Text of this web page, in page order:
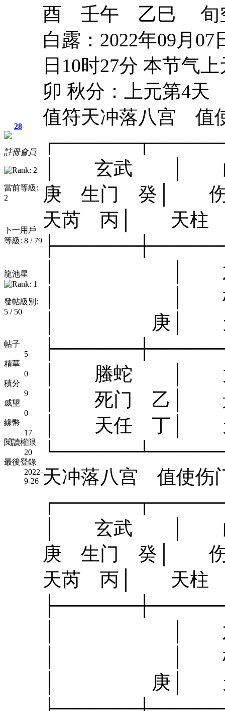
28
註冊會員
當前等級:
2
下一用戶
等級: 8 / 79
龍池星
發帖級別:
5 / 50
帖子
5
精華
0
積分
9
威望
0
緣幣
17
閱讀權限
20
最後登錄
2022-
9-26
酉 壬午 乙巳 旬
白露：2022年09月07
日10时27分 本节气
卯 秋分：上元第4
值符天冲落八宫 值
│ 玄武 │
庚 生门 癸│
天芮 丙│ 天柱
│ │ 六合
│ │ 杜门
│ 庚│ 天
│ 螣蛇 │
│ 死门 乙│
│ 天任 丁│
天冲落八宫 值使伤
│ 玄武 │
庚 生门 癸│
天芮 丙│ 天柱
│ │ 六合
│ │ 杜门
│ 庚│ 天